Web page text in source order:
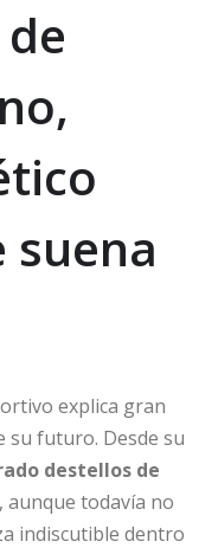
suena
explica gran
su futuro. Desde su
destellos de
aunque todavía no
indiscutible dentro